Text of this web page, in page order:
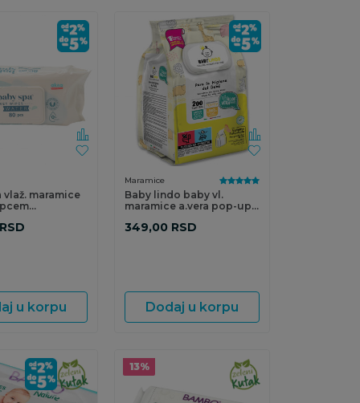
vlaž. maramice
RSD
u korpu
Maramice
Baby lindo baby vl.
maramice a.vera pop-up
349,00 RSD
Dodaj u korpu
13%